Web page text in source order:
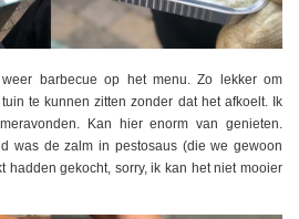
barbecue op het menu. Zo lekker om
te kunnen zitten zonder dat het afkoelt. Ik
Kan hier enorm van genieten.
was de zalm in pestosaus (die we gewoon
hadden gekocht, sorry, ik kan het niet mooier